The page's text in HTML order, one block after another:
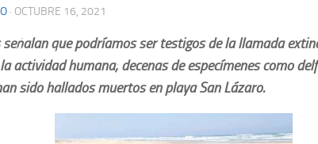
· OCTUBRE 16, 2021
que podríamos ser testigos de la llamada
actividad humana; decenas de especímenes como
sido hallados muertos en playa San Lázaro.